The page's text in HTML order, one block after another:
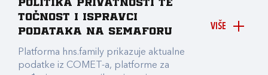
VIŠE
Politika privatnosti te
točnost i ispravci
podataka na Semaforu
Platforma hns.family prikazuje aktualne
podatke iz COMET-a, platforme za